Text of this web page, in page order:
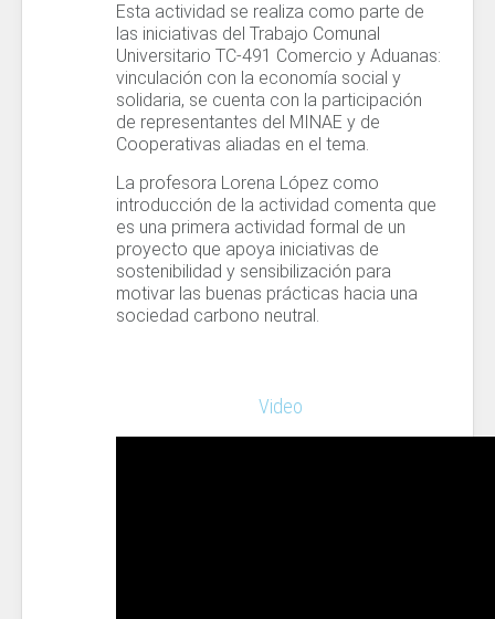
Esta actividad se realiza como parte de
las iniciativas del Trabajo Comunal
Universitario TC-491 Comercio y Aduanas:
vinculación con la economía social y
solidaria, se cuenta con la participación
de representantes del MINAE y de
Cooperativas aliadas en el tema.
La profesora Lorena López como
introducción de la actividad comenta que
es una primera actividad formal de un
proyecto que apoya iniciativas de
sostenibilidad y sensibilización para
motivar las buenas prácticas hacia una
sociedad carbono neutral.
Video